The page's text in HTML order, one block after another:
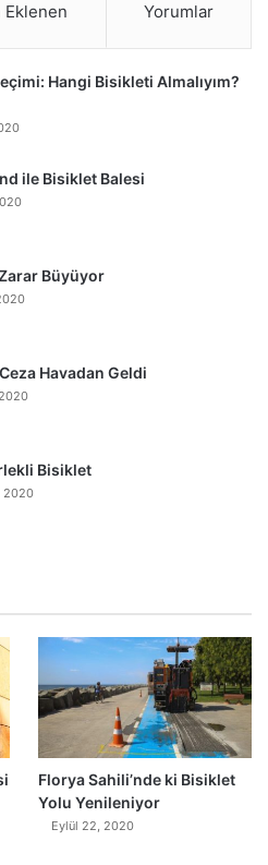
Eklenen Yorumlar
Hangi Bisikleti Almalıyım?
ile Bisiklet Balesi
Büyüyor
Havadan Geldi
Bisiklet
2020
0
Florya Sahili’nde ki Bisiklet
Yolu Yenileniyor
Eylül 22, 2020